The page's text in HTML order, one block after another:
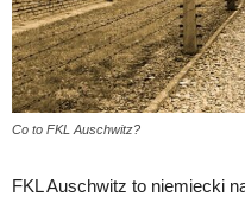
Co to FKL Auschwitz?
FKL Auschwitz to niemiecki